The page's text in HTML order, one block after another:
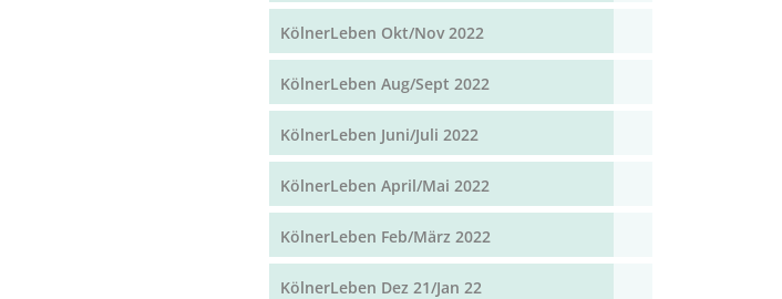
KölnerLeben Okt/Nov 2022
KölnerLeben Aug/Sept 2022
KölnerLeben Juni/Juli 2022
KölnerLeben April/Mai 2022
KölnerLeben Feb/März 2022
KölnerLeben Dez 21/Jan 22